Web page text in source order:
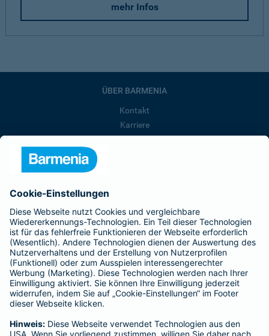
mehr Infos
ÜBER BARMENIA
Kontakt
Karriere
Barmenia ist Teil der BarmeniaGothaer
BELIEBTE SEITEN
Kranken-Zusatzversicherung
Tierversicherungen
Haftpflichtversicherung
Hausratversicherung
Adresse ändern